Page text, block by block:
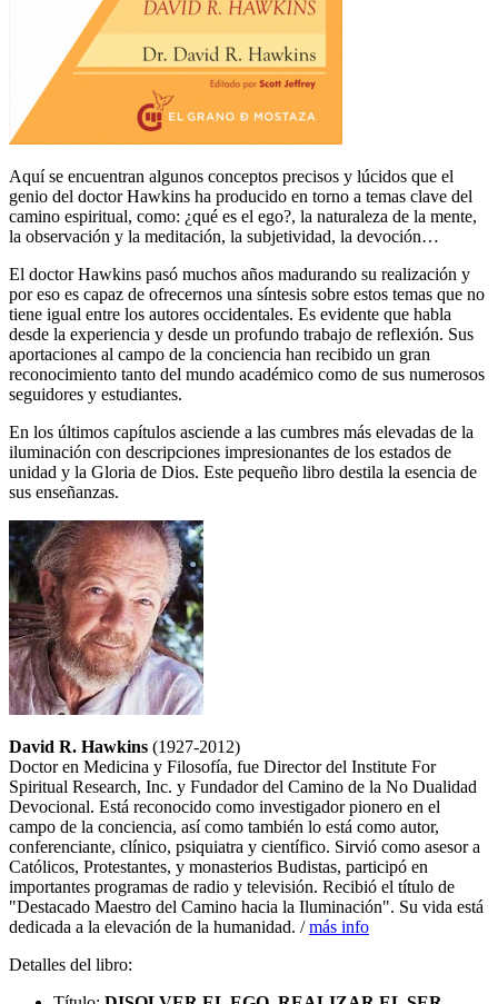
Aquí se encuentran algunos conceptos precisos y lúcidos que el
genio del doctor Hawkins ha producido en torno a temas clave del
camino espiritual, como: ¿qué es el ego?, la naturaleza de la mente,
la observación y la meditación, la subjetividad, la devoción…
El doctor Hawkins pasó muchos años madurando su realización y
por eso es capaz de ofrecernos una síntesis sobre estos temas que no
tiene igual entre los autores occidentales. Es evidente que habla
desde la experiencia y desde un profundo trabajo de reflexión. Sus
aportaciones al campo de la conciencia han recibido un gran
reconocimiento tanto del mundo académico como de sus numerosos
seguidores y estudiantes.
En los últimos capítulos asciende a las cumbres más elevadas de la
iluminación con descripciones impresionantes de los estados de
unidad y la Gloria de Dios. Este pequeño libro destila la esencia de
sus enseñanzas.
David R. Hawkins (1927-2012)
Doctor en Medicina y Filosofía, fue Director del Institute For
Spiritual Research, Inc. y Fundador del Camino de la No Dualidad
Devocional. Está reconocido como investigador pionero en el
campo de la conciencia, así como también lo está como autor,
conferenciante, clínico, psiquiatra y científico. Sirvió como asesor a
Católicos, Protestantes, y monasterios Budistas, participó en
importantes programas de radio y televisión. Recibió el título de
"Destacado Maestro del Camino hacia la Iluminación". Su vida está
dedicada a la elevación de la humanidad. /más info
Detalles del libro: